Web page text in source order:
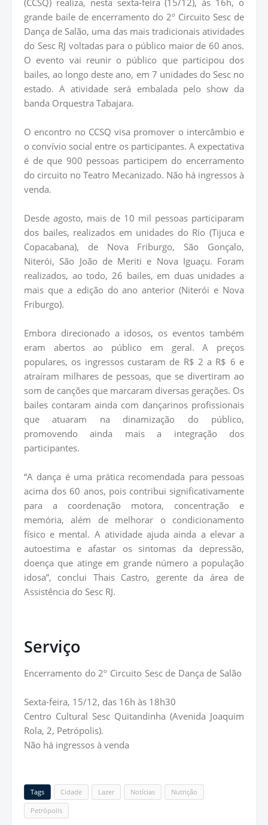
(CCSQ) realiza, nesta sexta-feira (15/12), às 16h, o
grande baile de encerramento do 2º Circuito Sesc de
Dança de Salão, uma das mais tradicionais atividades
do Sesc RJ voltadas para o público maior de 60 anos.
O evento vai reunir o público que participou dos
bailes, ao longo deste ano, em 7 unidades do Sesc no
estado. A atividade será embalada pelo show da
banda Orquestra Tabajara.
O encontro no CCSQ visa promover o intercâmbio e
o convívio social entre os participantes. A expectativa
é de que 900 pessoas participem do encerramento
do circuito no Teatro Mecanizado. Não há ingressos à
venda.
Desde agosto, mais de 10 mil pessoas participaram
dos bailes, realizados em unidades do Rio (Tijuca e
Copacabana), de Nova Friburgo, São Gonçalo,
Niterói, São João de Meriti e Nova Iguaçu. Foram
realizados, ao todo, 26 bailes, em duas unidades a
mais que a edição do ano anterior (Niterói e Nova
Friburgo).
Embora direcionado a idosos, os eventos também
eram abertos ao público em geral. A preços
populares, os ingressos custaram de R$ 2 a R$ 6 e
atraíram milhares de pessoas, que se divertiram ao
som de canções que marcaram diversas gerações. Os
bailes contaram ainda com dançarinos profissionais
que atuaram na dinamização do público,
promovendo ainda mais a integração dos
participantes.
“A dança é uma prática recomendada para pessoas
acima dos 60 anos, pois contribui significativamente
para a coordenação motora, concentração e
memória, além de melhorar o condicionamento
físico e mental. A atividade ajuda ainda a elevar a
autoestima e afastar os sintomas da depressão,
doença que atinge em grande número a população
idosa”, conclui Thais Castro, gerente da área de
Assistência do Sesc RJ.
Serviço
Encerramento do 2º Circuito Sesc de Dança de Salão
Sexta-feira, 15/12, das 16h às 18h30
Centro Cultural Sesc Quitandinha (Avenida Joaquim
Rola, 2, Petrópolis).
Não há ingressos à venda
Tags Cidade Lazer Notícias Nutrição
Petrópolis